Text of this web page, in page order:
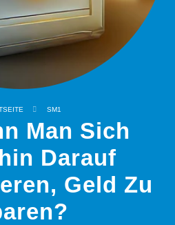
SM1
Man Sich
Darauf
Geld Zu